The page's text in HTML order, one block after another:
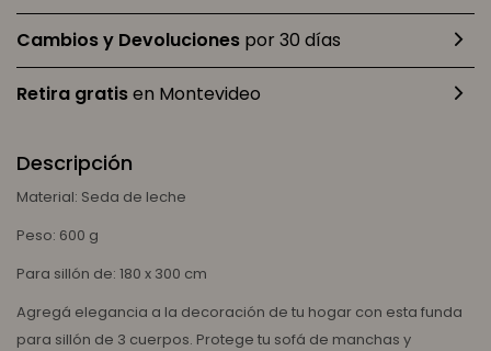
Cambios y Devoluciones por 30 días
Retira gratisen Montevideo
Descripción
Material: Seda de leche
Peso: 600 g
Para sillón de: 180 x 300 cm
Agregá elegancia a la decoración de tu hogar con esta funda
para sillón de 3 cuerpos. Protege tu sofá de manchas y